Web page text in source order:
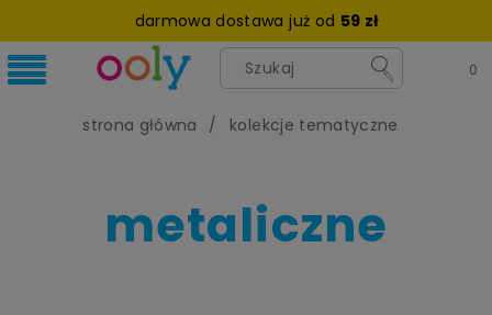
darmowa dostawa już od 59 zł
strona główna kolekcje tematyczne
metaliczne